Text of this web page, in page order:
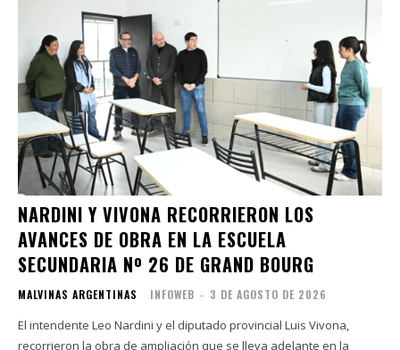
NARDINI Y VIVONA RECORRIERON LOS
AVANCES DE OBRA EN LA ESCUELA
SECUNDARIA Nº 26 DE GRAND BOURG
MALVINAS ARGENTINAS INFOWEB - 3 DE AGOSTO DE 2026
El intendente Leo Nardini y el diputado provincial Luis Vivona,
recorrieron la obra de ampliación que se lleva adelante en la